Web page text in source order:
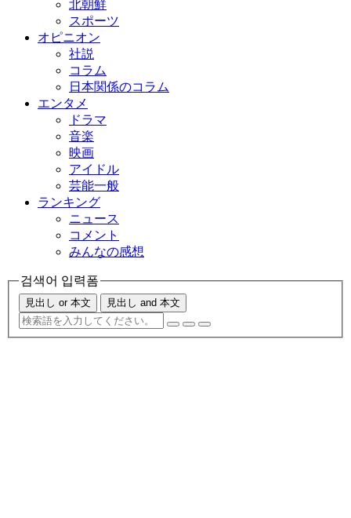
北朝鮮
スポーツ
オピニオン
社説
コラム
日本関係のコラム
エンタメ
ドラマ
音楽
映画
アイドル
芸能一般
ランキング
ニュース
コメント
みんなの感想
검색어 입력폼
見出し or 本文 見出し and 本文